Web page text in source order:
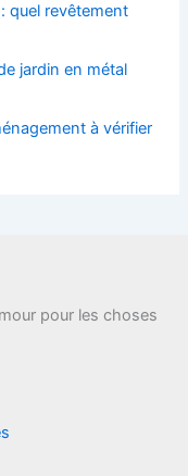
quel revêtement
jardin en métal
à vérifier
pour les choses